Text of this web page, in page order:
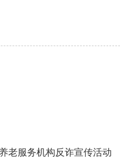
老服务机构反诈宣传活动